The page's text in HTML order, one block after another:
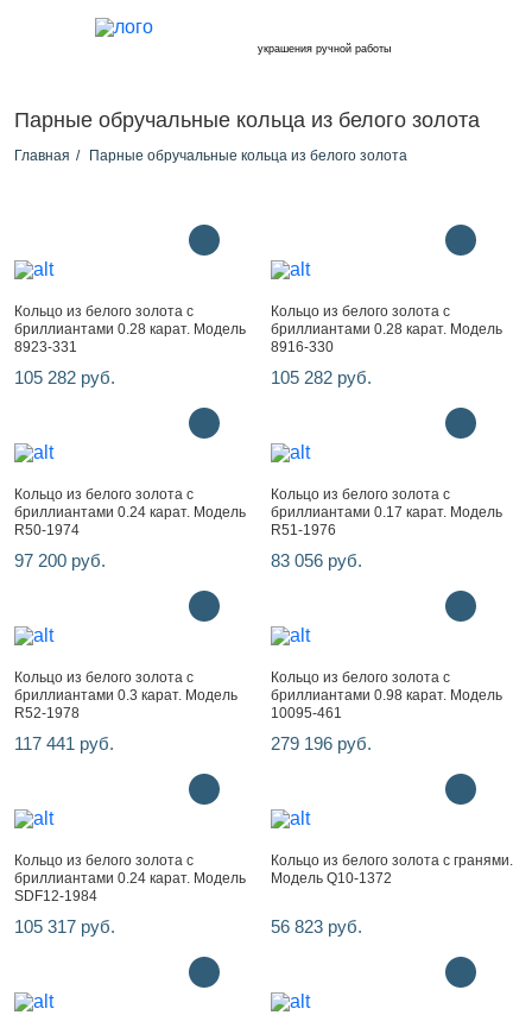
украшения ручной работы
Парные обручальные кольца из белого золота
Главная Парные обручальные кольца из белого золота
Кольцо из белого золота с
бриллиантами 0.28 карат. Модель
8923-331
105 282 руб.
Кольцо из белого золота с
бриллиантами 0.28 карат. Модель
8916-330
105 282 руб.
Кольцо из белого золота с
бриллиантами 0.24 карат. Модель
R50-1974
97 200 руб.
Кольцо из белого золота с
бриллиантами 0.17 карат. Модель
R51-1976
83 056 руб.
Кольцо из белого золота с
бриллиантами 0.3 карат. Модель
R52-1978
117 441 руб.
Кольцо из белого золота с
бриллиантами 0.98 карат. Модель
10095-461
279 196 руб.
Кольцо из белого золота с
бриллиантами 0.24 карат. Модель
SDF12-1984
105 317 руб.
Кольцо из белого золота с гранями.
Модель Q10-1372
56 823 руб.